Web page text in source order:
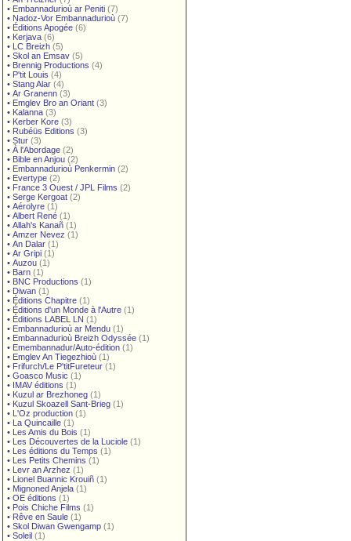
• Embannadurioù ar Peniti (7)
• Nadoz-Vor Embannadurioù (7)
• Éditions Apogée (6)
• Kerjava (6)
• LC Breizh (5)
• Skol an Emsav (5)
• Brennig Productions (4)
• P'tit Louis (4)
• Stang Alar (4)
• Ar Granenn (3)
• Emglev Bro an Oriant (3)
• Kalanna (3)
• Kerber Kore (3)
• Rubéüs Editions (3)
• Stur (3)
• À l'Abordage (2)
• Bible en Anjou (2)
• Embannadurioù Penkermin (2)
• Evertype (2)
• France 3 Ouest / JPL Films (2)
• Serge Kergoat (2)
• Aérolyre (1)
• Albert René (1)
• Allah's Kanañ (1)
• Amzer Nevez (1)
• An Dalar (1)
• Ar Gripi (1)
• Auzou (1)
• Barn (1)
• BNC Productions (1)
• Diwan (1)
• Éditions Chapitre (1)
• Éditions d'un Monde à l'Autre (1)
• Éditions LABEL LN (1)
• Embannadurioù ar Mendu (1)
• Embannadurioù Breizh Odyssée (1)
• Emembannadur/Auto-édition (1)
• Emglev An Tiegezhioù (1)
• Frifurch/Le P'titFureteur (1)
• Goasco Music (1)
• IMAV éditions (1)
• Kuzul ar Brezhoneg (1)
• Kuzul Skoazell Sant-Brieg (1)
• L'Oz production (1)
• La Quincaille (1)
• Les Amis du Bois (1)
• Les Découvertes de la Luciole (1)
• Les éditions du Temps (1)
• Les Petits Chemins (1)
• Levr an Arzhez (1)
• Lionel Buannic Krouiñ (1)
• Mignoned Anjela (1)
• OE éditions (1)
• Pois Chiche Films (1)
• Rêve en Saule (1)
• Skol Diwan Gwengamp (1)
• Soleil (1)